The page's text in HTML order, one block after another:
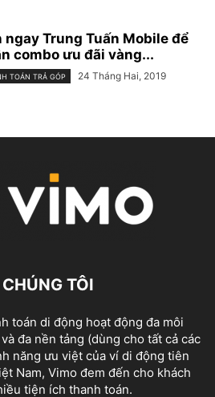
ngay Trung Tuấn Mobile để
combo ưu đãi vàng...
TOÁN TRẢ GÓP 24 Tháng Hai, 2019
TÔI
toán di động hoạt động đa môi
đa nền tảng (dùng cho tất cả các
năng ưu việt của ví di động tiên
Nam, Vimo đem đến cho khách
tiện ích thanh toán.